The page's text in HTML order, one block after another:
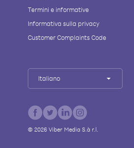
Termini e informative
Informativa sulla privacy
Customer Complaints Code
Italiano
© 2026Viber Media S.à r.l.